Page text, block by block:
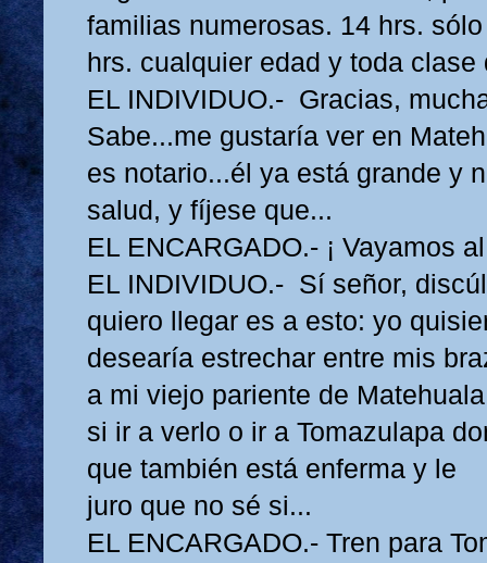
familias numerosas. 14 hrs.
hrs. cualquier edad y toda clase
EL INDIVIDUO.- Gracias,
Sabe...me gustaría ver en
es notario...él ya está grande y
salud, y fíjese
EL ENCARGADO.- ¡ Vayamos
EL INDIVIDUO.- Sí señor,
quiero llegar es a esto: yo
desearía estrechar entre mis
a mi viejo pariente de
si ir a verlo o ir a Tomazulapa
que también está enferma y le
juro que no sé si...
EL ENCARGADO.- Tren para